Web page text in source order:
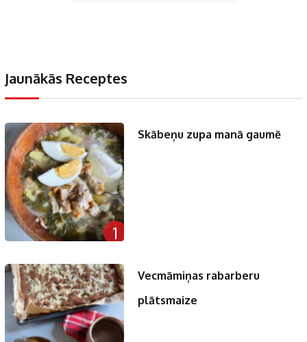
Jaunākās Receptes
1
Skābeņu zupa manā gaumē
Vecmāmiņas rabarberu
plātsmaize